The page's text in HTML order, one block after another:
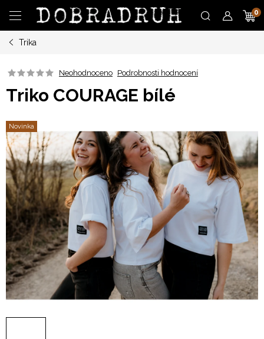
obsah
Trika
Neohodnoceno Podrobnosti hodnocení
Triko COURAGE bílé
Novinka